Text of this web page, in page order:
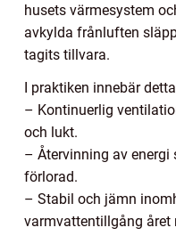
husets värmesystem
avkylda frånluften
tagits tillvara.
I praktiken innebär
– Kontinuerlig
och lukt.
– Återvinning av
förlorad.
– Stabil och jämn
varmvattentillgång året